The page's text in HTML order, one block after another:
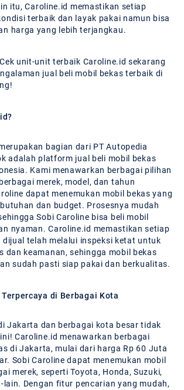
itu, Caroline.id memastikan setiap
terbaik dan layak pakai namun bisa
harga yang lebih terjangkau.
unit-unit terbaik Caroline.id sekarang
jual beli mobil bekas terbaik di
bagian dari PT Autopedia
adalah platform jual beli mobil bekas
Kami menawarkan berbagai pilihan
merek, model, dan tahun
dapat menemukan mobil bekas yang
dan budget. Prosesnya mudah
Sobi Caroline bisa beli mobil
nyaman. Caroline.id memastikan setiap
dijual telah melalui inspeksi ketat untuk
dan keamanan, sehingga mobil bekas
sudah pasti siap pakai dan berkualitas.
di Berbagai Kota
Jakarta dan berbagai kota besar tidak
Caroline.id menawarkan berbagai
di Jakarta, mulai dari harga Rp 60 Juta
Sobi Caroline dapat menemukan mobil
merek, seperti Toyota, Honda, Suzuki,
lain. Dengan fitur pencarian yang mudah,